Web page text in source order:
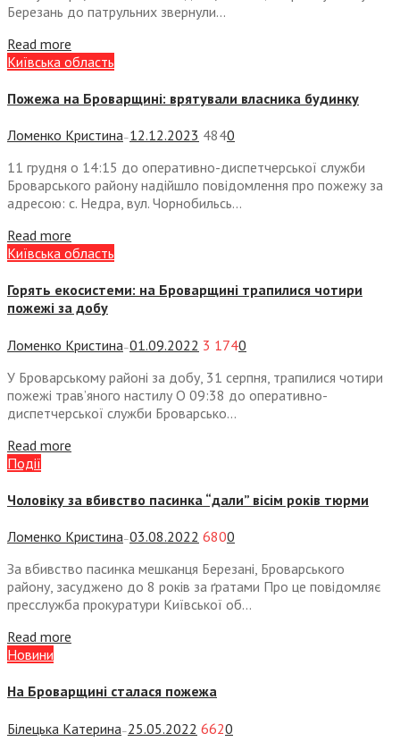
Березань до патрульних звернули...
Read more
Київська область
Пожежа на Броварщині: врятували власника будинку
Ломенко Кристина— 12.12.2023 4840
11 грудня о 14:15 до оперативно-диспетчерської служби
Броварського району надійшло повідомлення про пожежу за
адресою: с. Недра, вул. Чорнобильсь...
Read more
Київська область
Горять екосистеми: на Броварщині трапилися чотири
пожежі за добу
Ломенко Кристина —01.09.2022 3 1740
У Броварському районі за добу, 31 серпня, трапилися чотири
пожежі трав’яного настилу О 09:38 до оперативно-
диспетчерської служби Броварсько...
Read more
Події
Чоловіку за вбивство пасинка “дали” вісім років тюрми
Ломенко Кристина—03.08.2022 6800
За вбивство пасинка мешканця Березані, Броварського
району, засуджено до 8 років за ґратами Про це повідомляє
пресслужба прокуратури Київської об...
Read more
Новини
На Броварщині сталася пожежа
Білецька Катерина — 25.05.2022 6620